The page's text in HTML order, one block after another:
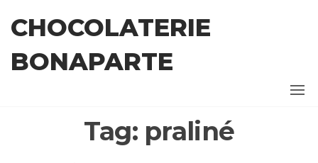
naar
inhoud
CHOCOLATERIE
BONAPARTE
Tag: praliné